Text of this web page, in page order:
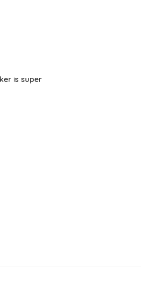
is super